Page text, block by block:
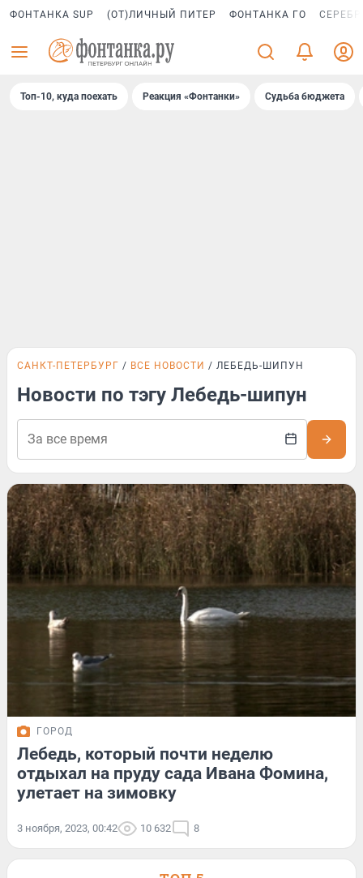
ФОНТАНКА SUP (ОТ)ЛИЧНЫЙ ПИТЕР ФОНТАНКА ГО
Топ-10, куда поехать Реакция «Фонтанки» Судьба бюджета
САНКТ-ПЕТЕРБУРГ ВСЕ НОВОСТИ ЛЕБЕДЬ-ШИПУН
Новости по тэгу Лебедь-шипун
ГОРОД
Лебедь, который почти неделю
отдыхал на пруду сада Ивана Фомина,
улетает на зимовку
3 ноября, 2023, 00:42 10 632 8